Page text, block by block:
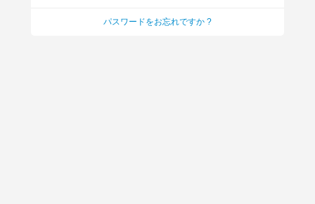
パスワードをお忘れですか ?